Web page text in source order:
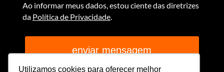
Utilizamos cookies para oferecer melhor
Ao informar meus dados, estou ciente das diretrizes
da Política de Privacidade.
enviar mensagem